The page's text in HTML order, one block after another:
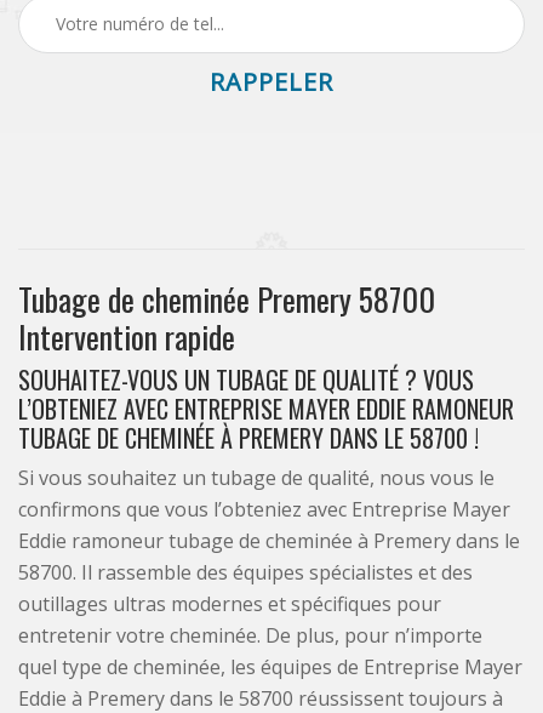
Tubage de cheminée Premery 58700
Intervention rapide
SOUHAITEZ-VOUS UN TUBAGE DE QUALITÉ ? VOUS
L’OBTENIEZ AVEC ENTREPRISE MAYER EDDIE RAMONEUR
TUBAGE DE CHEMINÉE À PREMERY DANS LE 58700 !
Si vous souhaitez un tubage de qualité, nous vous le
confirmons que vous l’obteniez avec Entreprise Mayer
Eddie ramoneur tubage de cheminée à Premery dans le
58700. Il rassemble des équipes spécialistes et des
outillages ultras modernes et spécifiques pour
entretenir votre cheminée. De plus, pour n’importe
quel type de cheminée, les équipes de Entreprise Mayer
Eddie à Premery dans le 58700 réussissent toujours à